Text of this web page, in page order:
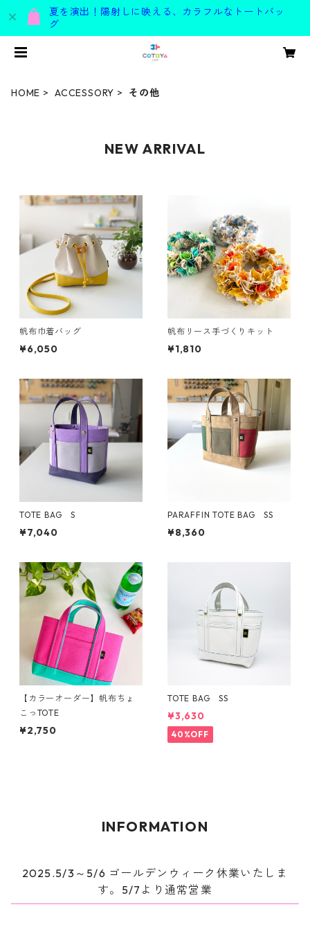
夏を演出！陽射しに映える、カラフルなトートバッ
グ
HOME ACCESSORY その他
NEW ARRIVAL
帆布巾着バッグ
¥6,050
帆布リース手づくりキット
¥1,810
TOTE BAG S
¥7,040
PARAFFIN TOTE BAG SS
¥8,360
【カラーオーダー】帆布ちょ
こっTOTE
¥2,750
TOTE BAG SS
¥3,630
40%OFF
INFORMATION
2025.5/3～5/6 ゴールデンウィーク休業いたしま
す。5/7より通常営業